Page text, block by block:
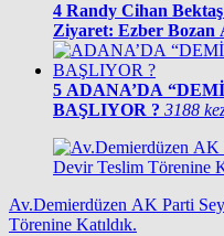
4 Randy Cihan
Ziyaret: Ezber Bozan
5 ADANA’DA
BAŞLIYOR ? 3188
Av.Demierdüzen AK Parti
Törenine Katıldık.